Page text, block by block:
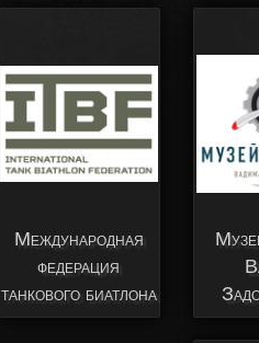
Международная
федерация
танкового биатлона